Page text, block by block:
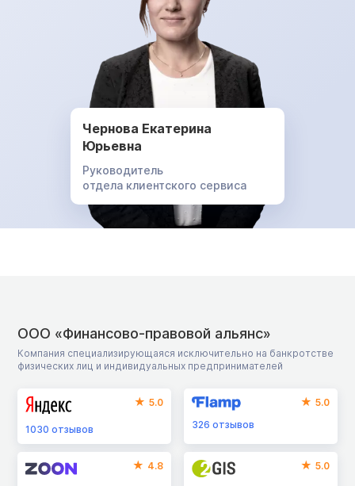
Чернова Екатерина
Юрьевна
Руководитель
отдела клиентского сервиса
ООО «Финансово-правовой альянс»
Компания специализирующаяся исключительно на банкротстве
физических лиц и индивидуальных предпринимателей
5.0
1030 отзывов
5.0
326отзывов
4.8 5.0